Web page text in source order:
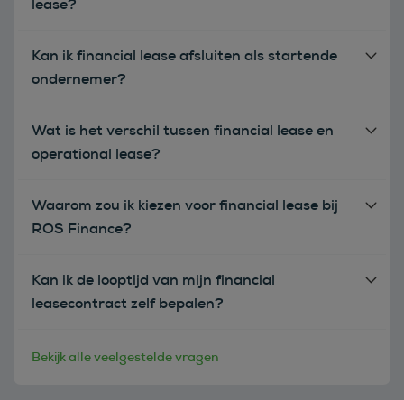
Kan ik financial lease afsluiten als startende
ondernemer?
Wat is het verschil tussen financial lease en
operational lease?
Waarom zou ik kiezen voor financial lease bij
ROS Finance?
Kan ik de looptijd van mijn financial
leasecontract zelf bepalen?
Bekijk alle veelgestelde vragen